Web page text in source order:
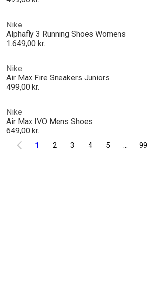
Nike
Alphafly 3 Running Shoes Womens
1.649,00 kr.
Nike
Air Max Fire Sneakers Juniors
499,00 kr.
Nike
Air Max IVO Mens Shoes
649,00 kr.
1 2 3 4 5 ... 99